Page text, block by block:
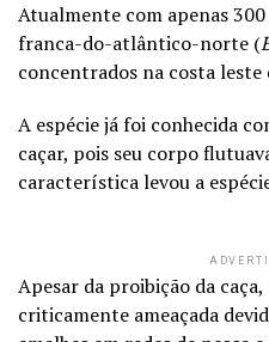
Atualmente com apenas
franca-do-atlântico-norte (
concentrados na costa
A espécie já foi conhecida
caçar, pois seu corpo
característica levou a
Apesar da proibição da
criticamente ameaçada